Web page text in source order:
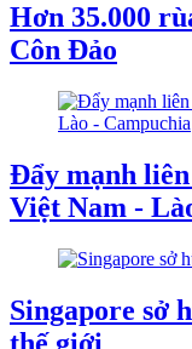
Hơn 35.000
Côn Đảo
Đẩy mạnh
Việt Nam -
Singapore sở